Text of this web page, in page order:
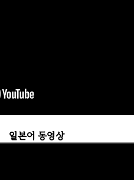
일본어 동영상